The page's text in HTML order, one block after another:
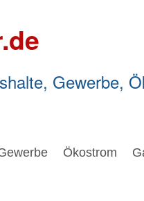
Gewerbe,
Ökostrom